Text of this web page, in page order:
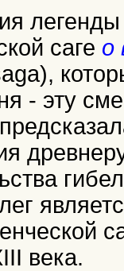
саге о
- эту
века.